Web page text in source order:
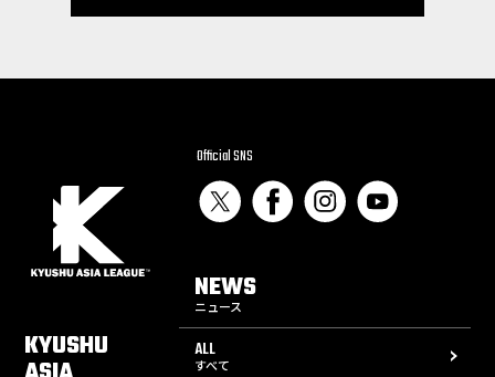
KYUSHU
Official SNS
NEWS
ニュース
ALL
すべて